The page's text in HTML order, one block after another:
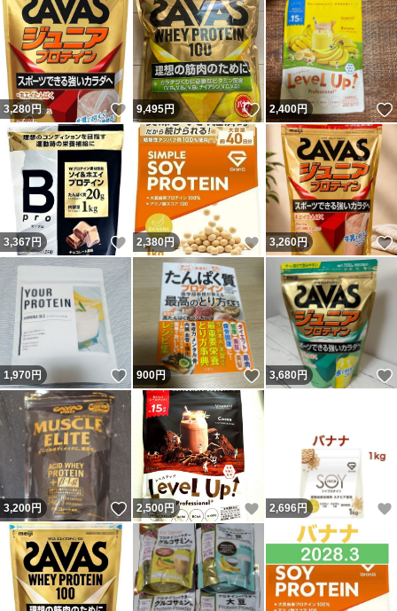
3,280円 いいね！
9,495円 いいね！
2,400円
3,367 円 いいね！
2,380円 いいね！
3,260円
1,970円 いいね！
900円 いいね！
3,680円
3,200円 いいね！
2,500円 いいね！
2,696 円